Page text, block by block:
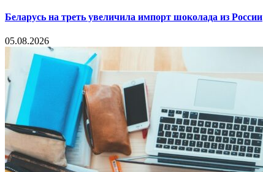
Беларусь на треть увеличила импорт шоколада из России
05.08.2026